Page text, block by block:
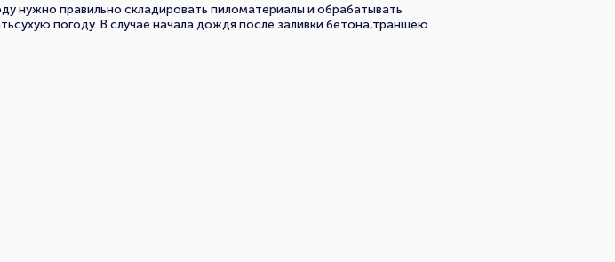
нужно правильно складировать пиломатериалы и обрабатывать
погоду. В случае начала дождя после заливки бетона,траншею